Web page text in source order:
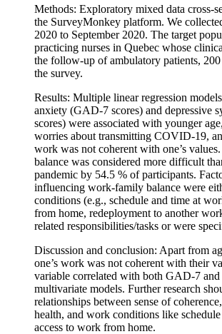
Methods: Exploratory mixed data cross-
the SurveyMonkey platform. We
2020 to September 2020. The target
practicing nurses in Quebec whose
the follow-up of ambulatory patients,
the survey.
Results: Multiple linear regression
anxiety (GAD-7 scores) and depressive
scores) were associated with younger
worries about transmitting COVID-19,
work was not coherent with one’s
balance was considered more difficult
pandemic by 54.5 % of participants.
influencing work-family balance were
conditions (e.g., schedule and time at
from home, redeployment to another
related responsibilities/tasks or were
Discussion and conclusion: Apart from
one’s work was not coherent with their
variable correlated with both GAD-7
multivariate models. Further research
relationships between sense of
health, and work conditions like
access to work from home.